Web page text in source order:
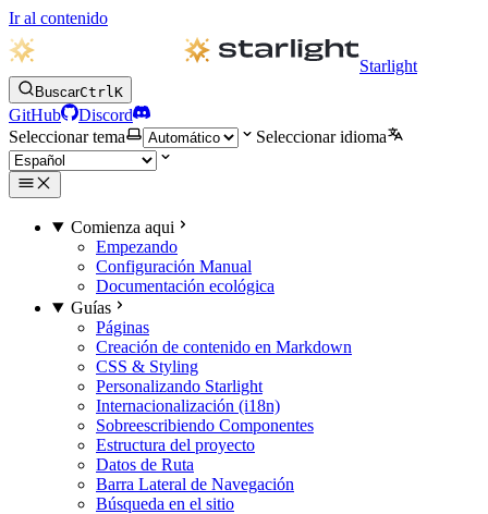
Ir al contenido
Starlight
BuscarCtrlK
GitHub
Discord
Seleccionar tema
Seleccionar idioma
Comienza aqui
Empezando
Configuración Manual
Documentación ecológica
Guías
Páginas
Creación de contenido en Markdown
CSS & Styling
Personalizando Starlight
Internacionalización (i18n)
Sobreescribiendo Componentes
Estructura del proyecto
Datos de Ruta
Barra Lateral de Navegación
Búsqueda en el sitio